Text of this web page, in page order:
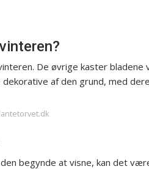
De øvrige kaster
dekorative af den grund, med
begynde at visne, kan det